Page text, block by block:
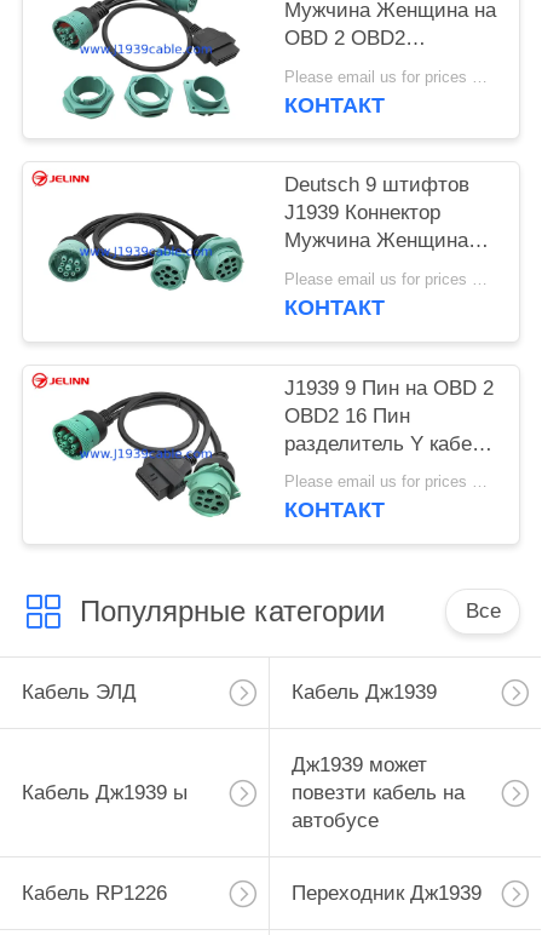
Мужчина Женщина на
OBD 2 OBD2
соединитель
разделитель Y кабеля
креплениями
Please email us for prices MOQ:100 шт.
КОНТАКТ
Deutsch 9 штифтов
J1939 Коннектор
Мужчина Женщина
Разделенный Y
кабель
Please email us for prices MOQ:100 шт.
КОНТАКТ
J1939 9 Пин на OBD 2
OBD2 16 Пин
разделитель Y кабеля
9 Пин разделитель
проволока для
Please email us for prices MOQ:100 шт.
КОНТАКТ
Популярные категории Все
Кабель ЭЛД Кабель Дж1939
Кабель Дж1939 ы
Дж1939 может
повезти кабель на
автобусе
Кабель RP1226 Переходник Дж1939